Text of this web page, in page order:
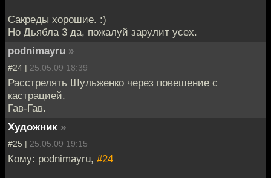
Сакреды хорошие. :)
Но Дьябла 3 да, пожалуй зарулит усех.
podnimayru »
#24 | 25.05.09 18:39
Расстрелять Шульженко через повешение с
кастрацией.
Гав-Гав.
Художник »
#25 | 25.05.09 19:15
Кому: podnimayru, #24